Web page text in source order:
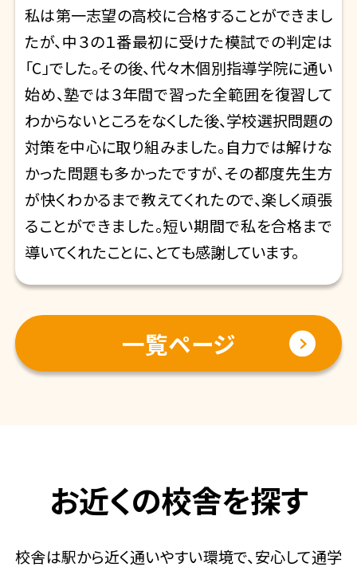
私は第一志望の高校に合格することができまし
たが、中３の１番最初に受けた模試での判定は
「C」でした。その後、代々木個別指導学院に通い
始め、塾では３年間で習った全範囲を復習して
わからないところをなくした後、学校選択問題の
対策を中心に取り組みました。自力では解けな
かった問題も多かったですが、その都度先生方
が快くわかるまで教えてくれたので、楽しく頑張
ることができました。短い期間で私を合格まで
導いてくれたことに、とても感謝しています。
一覧ページ
お近くの校舎を探す
校舎は駅から近く通いやすい環境で、安心して通学